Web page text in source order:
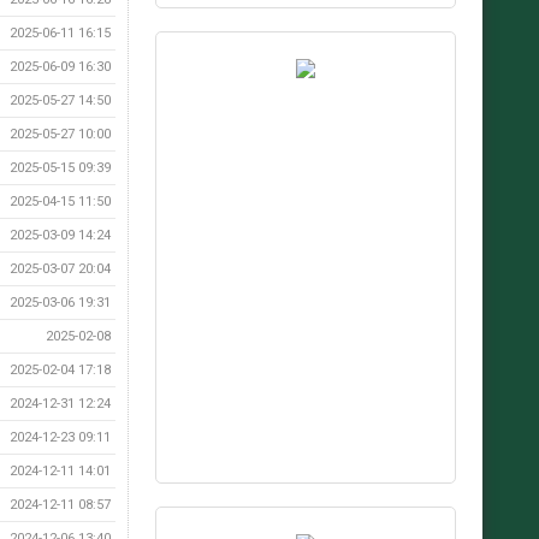
2025-06-11 16:15
2025-06-09 16:30
2025-05-27 14:50
2025-05-27 10:00
2025-05-15 09:39
2025-04-15 11:50
2025-03-09 14:24
2025-03-07 20:04
2025-03-06 19:31
2025-02-08
2025-02-04 17:18
2024-12-31 12:24
2024-12-23 09:11
2024-12-11 14:01
2024-12-11 08:57